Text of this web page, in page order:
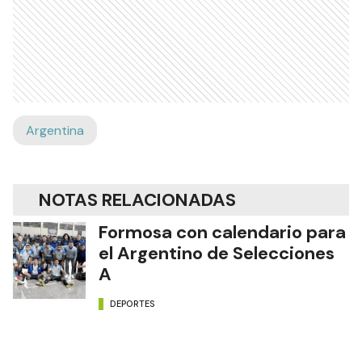
Argentina
NOTAS RELACIONADAS
Formosa con calendario para
el Argentino de Selecciones
A
DEPORTES